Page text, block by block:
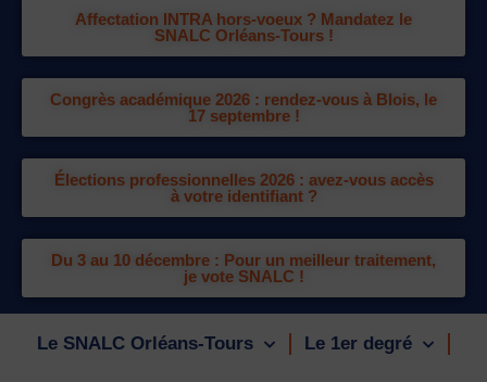
Affectation INTRA hors-voeux ? Mandatez le
SNALC Orléans-Tours !
Congrès académique 2026 : rendez-vous à Blois, le
17 septembre !
Élections professionnelles 2026 : avez-vous accès
à votre identifiant ?
Du 3 au 10 décembre : Pour un meilleur traitement,
je vote SNALC !
Le SNALC Orléans-Tours Le 1er degré